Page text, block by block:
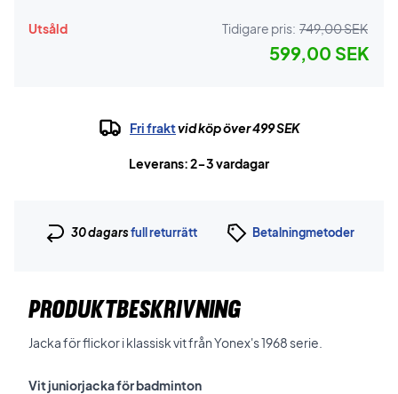
Utsåld Tidigare pris: 749,00 SEK
599,00 SEK
Fri fraktvid köp över 499 SEK
Leverans: 2-3 vardagar
30 dagarsfull returrätt Betalningmetoder
PRODUKTBESKRIVNING
Jacka för flickor i klassisk vit från Yonex's 1968 serie.
Vit juniorjacka för badminton